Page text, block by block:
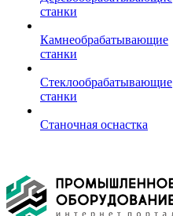
станки
Камнеобрабатывающие
станки
Стеклообрабатывающие
станки
Станочная оснастка